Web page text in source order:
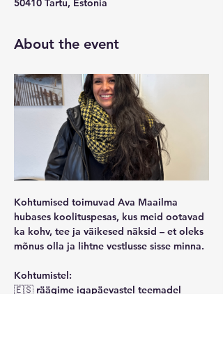
50410 Tartu, Estonia
About the event
Kohtumised toimuvad Ava Maailma
hubases koolituspesas, kus meid ootavad
ka kohv, tee ja väikesed näksid – et oleks
mõnus olla ja lihtne vestlusse sisse minna.
Kohtumistel:
🇪🇸 räägime igapäevastel teemadel